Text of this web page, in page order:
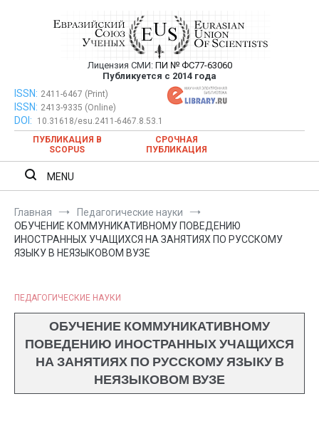
Евразийский Союз Ученых —
публикация научных статей в
ежемесячном научном журнале
Лицензия СМИ: ПИ № ФС77-63060
Публикуется с 2014 года
Евразийский Союз Ученых — публикация научных статей в
ежемесячном научном журнале
ISSN: 2411-6467 (Print)
ISSN: 2413-9335 (Online)
DOI:
10.31618/esu.2411-6467.8.53.1
ПУБЛИКАЦИЯ В
SCOPUS
СРОЧНАЯ
ПУБЛИКАЦИЯ
MENU
Главная
Педагогические науки
ОБУЧЕНИЕ КОММУНИКАТИВНОМУ ПОВЕДЕНИЮ
ИНОСТРАННЫХ УЧАЩИХСЯ НА ЗАНЯТИЯХ ПО РУССКОМУ
ЯЗЫКУ В НЕЯЗЫКОВОМ ВУЗЕ
ПЕДАГОГИЧЕСКИЕ НАУКИ
ОБУЧЕНИЕ КОММУНИКАТИВНОМУ
ПОВЕДЕНИЮ ИНОСТРАННЫХ УЧАЩИХСЯ
НА ЗАНЯТИЯХ ПО РУССКОМУ ЯЗЫКУ В
НЕЯЗЫКОВОМ ВУЗЕ